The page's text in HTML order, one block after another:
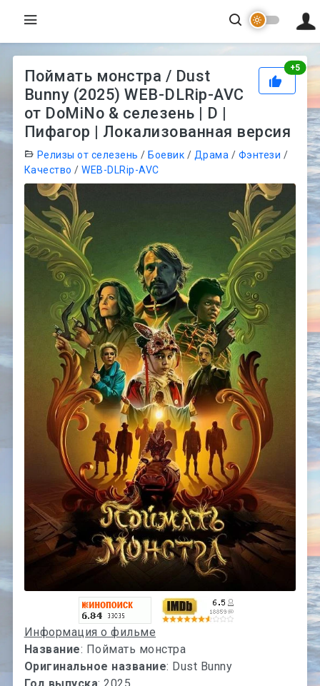
+5
Поймать монстра / Dust
Bunny (2025) WEB-DLRip-AVC
от DoMiNo & селезень | D |
Пифагор | Локализованная версия
Релизы от селезень /Боевик / Драма / Фэнтези /
Качество /WEB-DLRip-AVC
Информация о фильме
Название: Поймать монстра
Оригинальное название: Dust Bunny